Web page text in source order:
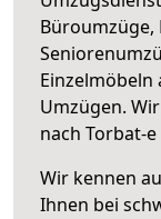
Büroumzüge,
Einzelmöbeln
Umzügen.
nach Torbat-
Wir kennen
Ihnen bei